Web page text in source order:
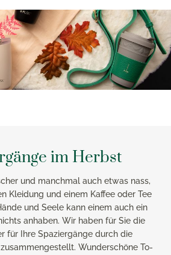
im Herbst
und manchmal auch etwas nass,
Kleidung und einem Kaffee oder Tee
und Seele kann einem auch ein
anhaben. Wir haben für Sie die
für Ihre Spaziergänge durch die
Wunderschöne To-